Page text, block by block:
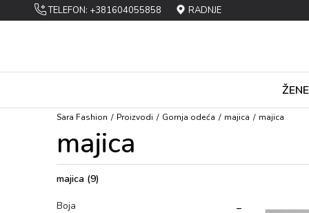
TELEFON: +381604055858 RADNJE
ŽENE
Sara Fashion Proizvodi Gоrnja оdеća majica majica
majica
majica (9)
Boja